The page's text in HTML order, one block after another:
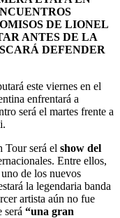
DE LIONEL
ANTES DE LA
DEFENDER
este viernes en el
enfrentará a
será el martes frente a
Tour será el show del
Entre ellos,
uno de los nuevos
la legendaria banda
artista aún no fue
será “una gran